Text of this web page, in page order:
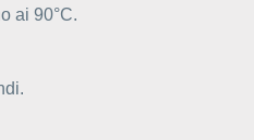
ai 90°C.